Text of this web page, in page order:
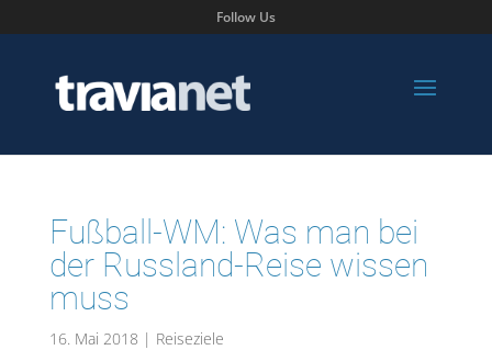
Follow Us
Fußball-WM: Was man bei
der Russland-Reise wissen
muss
16. Mai 2018 | Reiseziele